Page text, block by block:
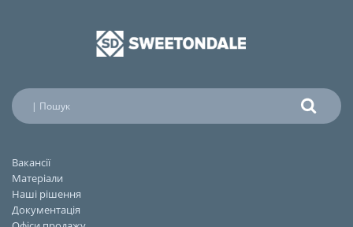
Вакансії
Матеріали
Наші рішення
Документація